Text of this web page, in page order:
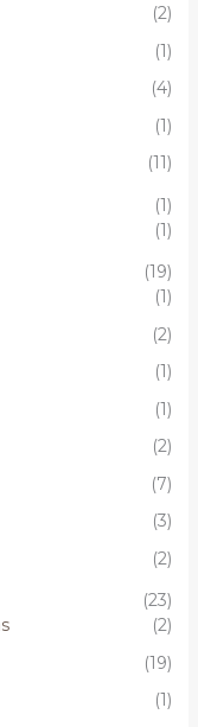
(2)
(1)
(4)
(1)
(11)
(1)
(1)
(19)
(1)
(2)
(1)
(1)
(2)
(7)
(3)
(2)
(23)
(2)
(19)
(1)